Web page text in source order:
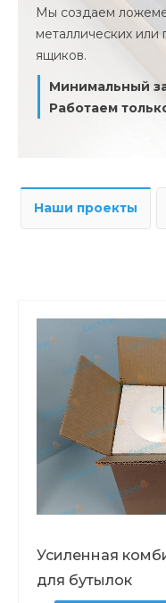
Мы создаем
металлических или
ящиков.
Минимальный
Работаем
Наши проекты
Усиленная
для бутылок